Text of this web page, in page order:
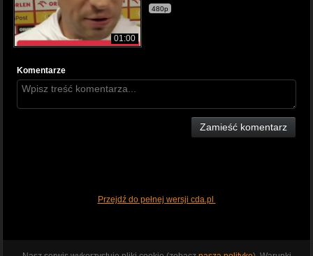
01:00
480p
Komentarze
Zamieść komentarz
Przejdź do pełnej wersji cda.pl